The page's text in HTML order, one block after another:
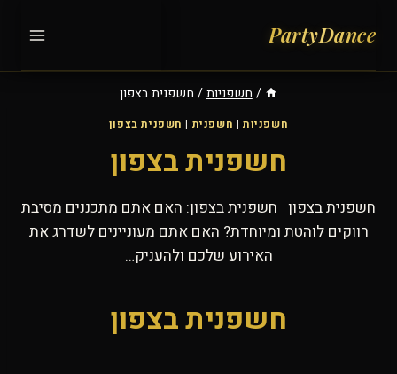
/ חשפניות / חשפנית בצפון
חשפניות| חשפנית | חשפנית בצפון
חשפנית בצפון
חשפנית בצפון חשפנית בצפון: האם אתם מתכננים מסיבת
רווקים לוהטת ומיוחדת? האם אתם מעוניינים לשדרג את
האירוע שלכם ולהעניק…
חשפנית בצפון